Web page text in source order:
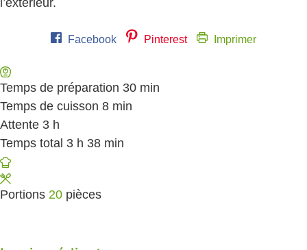
Facebook Pinterest Imprimer
Temps de préparation 30 minutes
min
Temps de cuisson 8 minutes
min
Attente 3 heures
h
Temps total 3 heures
h 38 minutes
min
Portions 20 pièces